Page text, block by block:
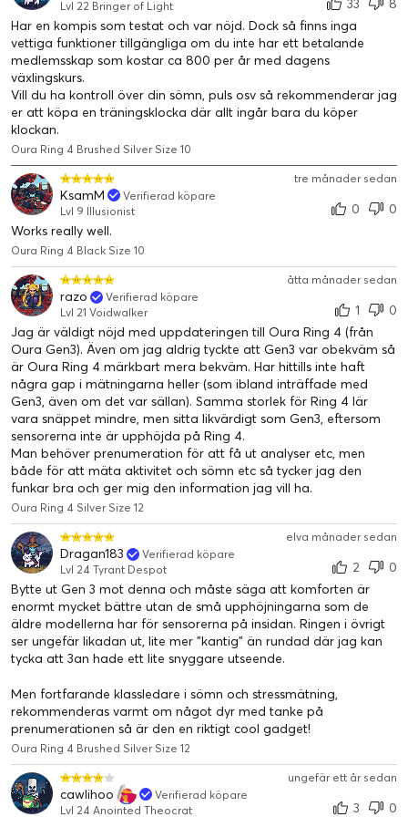
Upp till 8 dagars batteritid
Baserat på storleken på din Oura Ring och din livsstil kan Oura
Ring 4-batteriet räcka i över en vecka — så att du kan gå
dagar utan att ens tänka på att ladda.*
Lev friskare, längre
Oura-medlemskap och Oura Ring arbetar hand i hand, vilket
ger dig möjlighet att prioritera dina långsiktiga hälsomål och
insikter från Oura hjälper dig att förstå vad din kropp behöver,
för idag och för din framtid.
Oura-medlemskapet växer med dig
Oura Membership översätter din kroppsdata till
handlingskraftiga insikter anpassade efter dina unika behov.
Lvl 22 Bringer of Light
Har en kompis som testat och var nöjd. Dock så finns inga
vettiga funktioner tillgängliga om du inte har ett betalande
medlemsskap som kostar ca 800 per år med dagens
växlingskurs.
Vill du ha kontroll över din sömn, puls osv så rekommenderar jag
er att köpa en träningsklocka där allt ingår bara du köper
klockan.
Oura Ring 4 Brushed Silver Size 10
tre månader sedan
KsamM
Verifierad köpare
Lvl 9 Illusionist
0
0
Works really well.
Oura Ring 4 Black Size 10
åtta månader sedan
razo
Verifierad köpare
Lvl 21 Voidwalker
1
0
Jag är väldigt nöjd med uppdateringen till Oura Ring 4 (från
Oura Gen3). Även om jag aldrig tyckte att Gen3 var obekväm så
är Oura Ring 4 märkbart mera bekväm. Har hittills inte haft
några gap i mätningarna heller (som ibland inträffade med
Gen3, även om det var sällan). Samma storlek för Ring 4 lär
vara snäppet mindre, men sitta likvärdigt som Gen3, eftersom
sensorerna inte är upphöjda på Ring 4.
Man behöver prenumeration för att få ut analyser etc, men
både för att mäta aktivitet och sömn etc så tycker jag den
funkar bra och ger mig den information jag vill ha.
Oura Ring 4 Silver Size 12
elva månader sedan
Dragan183
Verifierad köpare
Lvl 24 Tyrant Despot
2
0
Bytte ut Gen 3 mot denna och måste säga att komforten är
enormt mycket bättre utan de små upphöjningarna som de
äldre modellerna har för sensorerna på insidan. Ringen i övrigt
ser ungefär likadan ut, lite mer ”kantig” än rundad där jag kan
tycka att 3an hade ett lite snyggare utseende.
Men fortfarande klassledare i sömn och stressmätning,
rekommenderas varmt om något dyr med tanke på
prenumerationen så är den en riktigt cool gadget!
Oura Ring 4 Brushed Silver Size 12
ungefär ett år sedan
cawlihoo
Verifierad köpare
Lvl 24 Anointed Theocrat
3 0